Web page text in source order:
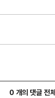
0 개의 댓글 전